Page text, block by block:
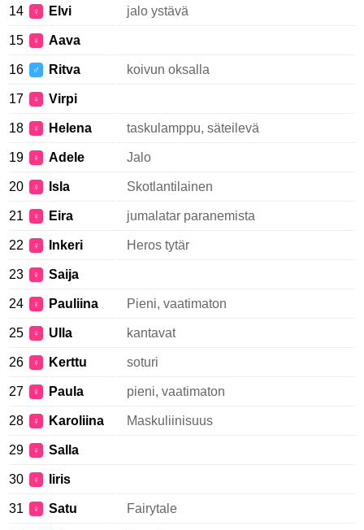
14 ♀ Elvi jalo ystävä
15 ♀ Aava
16 ♂ Ritva koivun oksalla
17 ♀ Virpi
18 ♀ Helena taskulamppu, säteilevä
19 ♀ Adele Jalo
20 ♀ Isla Skotlantilainen
21 ♀ Eira jumalatar paranemista
22 ♀ Inkeri Heros tytär
23 ♀ Saija
24 ♀ Pauliina Pieni, vaatimaton
25 ♀ Ulla kantavat
26 ♀ Kerttu soturi
27 ♀ Paula pieni, vaatimaton
28 ♀ Karoliina Maskuliinisuus
29 ♀ Salla
30 ♀ Iiris
31 ♀ Satu Fairytale